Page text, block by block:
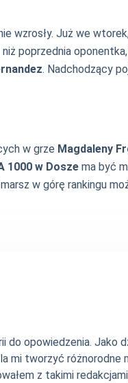
wzrosły. Już we
poprzednia
. Nadchodzący
w grze Magdaleny
1000 w Dosze ma być
w górę rankingu
opowiedzenia. Jako
mi tworzyć różnorodne
z takimi